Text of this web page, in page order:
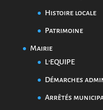
Histoire locale
Patrimoine
Mairie
L’EQUIPE
Démarches
Arrêtés